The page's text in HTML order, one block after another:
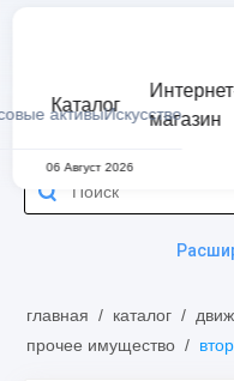
активыИскусство
Каталог
магазин
06 Август 2026
главная / каталог /
прочее имущество /